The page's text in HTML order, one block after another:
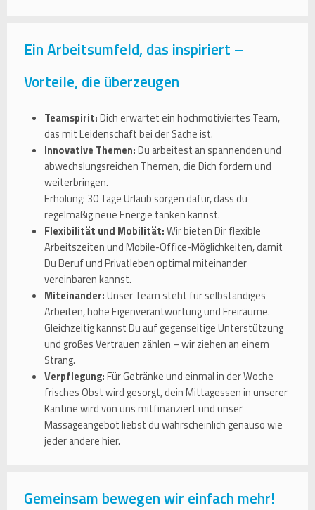
Ein Arbeitsumfeld, das inspiriert –
Vorteile, die überzeugen
Teamspirit:Dich erwartet ein hochmotiviertes Team,
das mit Leidenschaft bei der Sache ist.
Innovative Themen:Du arbeitest an spannenden und
abwechslungsreichen Themen, die Dich fordern und
weiterbringen.
Erholung: 30 Tage Urlaub sorgen dafür, dass du
regelmäßig neue Energie tanken kannst.
Flexibilität und Mobilität:Wir bieten Dir flexible
Arbeitszeiten und Mobile-Office-Möglichkeiten, damit
Du Beruf und Privatleben optimal miteinander
vereinbaren kannst.
Miteinander:Unser Team steht für selbständiges
Arbeiten, hohe Eigenverantwortung und Freiräume.
Gleichzeitig kannst Du auf gegenseitige Unterstützung
und großes Vertrauen zählen – wir ziehen an einem
Strang.
Verpflegung:Für Getränke und einmal in der Woche
frisches Obst wird gesorgt, dein Mittagessen in unserer
Kantine wird von uns mitfinanziert und unser
Massageangebot liebst du wahrscheinlich genauso wie
jeder andere hier.
Gemeinsam bewegen wir einfach mehr!